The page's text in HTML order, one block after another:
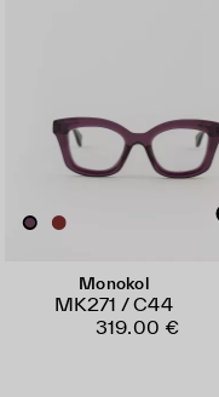
Monokol
MK271 / C44
319.00 €